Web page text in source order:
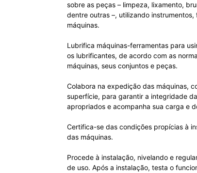
sobre as peças – limpeza, lixamento,
dentre outras –, utilizando
máquinas.
Lubrifica máquinas-ferramentas para
os lubrificantes, de acordo com as
máquinas, seus conjuntos e peças.
Colabora na expedição das máquinas,
superfície, para garantir a integridade
apropriados e acompanha sua carga e
Certifica-se das condições propícias à
das máquinas.
Procede à instalação, nivelando e
de uso. Após a instalação, testa o